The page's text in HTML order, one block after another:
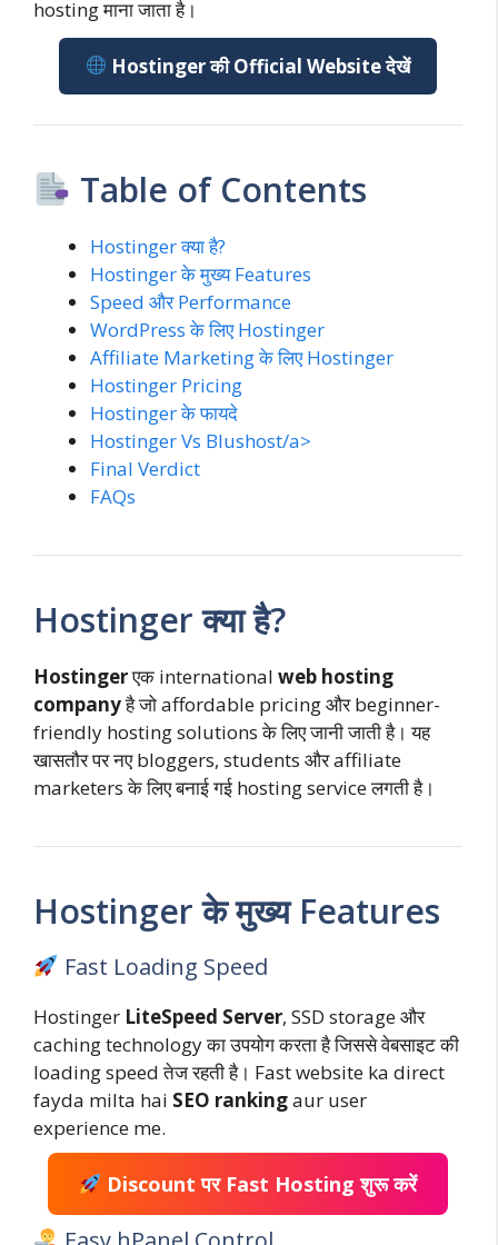
hosting माना जाता है।
Hostinger की Official Website देखें
Table of Contents
Hostinger क्या है?
Hostinger के मुख्य Features
Speed और Performance
WordPress के लिए Hostinger
Affiliate Marketing के लिए Hostinger
Hostinger Pricing
Hostinger के फायदे
Hostinger Vs Blushost/a>
Final Verdict
FAQs
Hostinger क्या है?
Hostingerएक international web hosting
companyहै जो affordable pricing और beginner-
friendly hosting solutions के लिए जानी जाती है। यह
खासतौर पर नए bloggers, students और affiliate
marketers के लिए बनाई गई hosting service लगती है।
Hostinger के मुख्य Features
Fast Loading Speed
Hostinger LiteSpeed Server, SSD storage और
caching technology का उपयोग करता है जिससे वेबसाइट की
loading speed तेज रहती है। Fast website ka direct
fayda milta hai SEO rankingaur user
experience me.
Discount पर Fast Hosting शुरू करें